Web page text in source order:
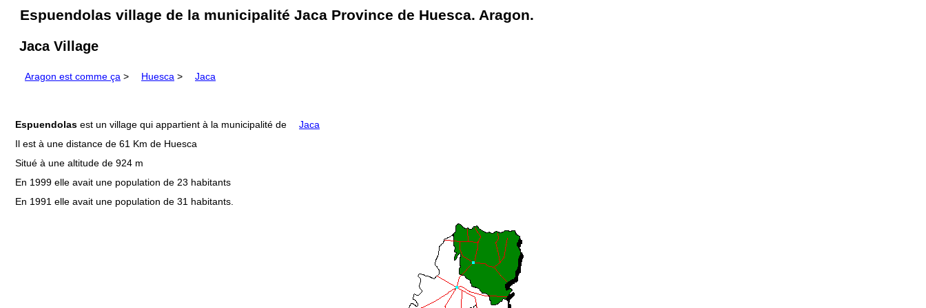
Espuendolas village de la municipalité Jaca Province de Huesca. Aragon.
Jaca Village
Aragon est comme ça > Huesca > Jaca
Espuendolas est un village qui appartient à la municipalité de
Jaca
Il est à une distance de 61 Km de Huesca
Situé à une altitude de 924 m
En 1999 elle avait une population de 23 habitants
En 1991 elle avait une population de 31 habitants.